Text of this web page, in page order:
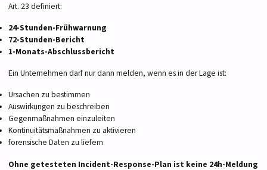
Art. 23 definiert:
24-Stunden-Frühwarnung
72-Stunden-Bericht
1-Monats-Abschlussbericht
Ein Unternehmen darf nur dann melden, wenn es in der Lage ist:
Ursachen zu bestimmen
Auswirkungen zu beschreiben
Gegenmaßnahmen einzuleiten
Kontinuitätsmaßnahmen zu aktivieren
forensische Daten zu liefern
Ohne getesteten Incident-Response-Plan ist keine 24h-Meldung